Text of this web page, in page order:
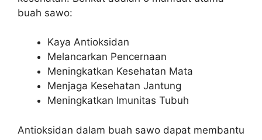
buah sawo:
Kaya Antioksidan
Melancarkan Pencernaan
Meningkatkan Kesehatan Mata
Menjaga Kesehatan Jantung
Meningkatkan Imunitas Tubuh
Antioksidan dalam buah sawo dapat membantu